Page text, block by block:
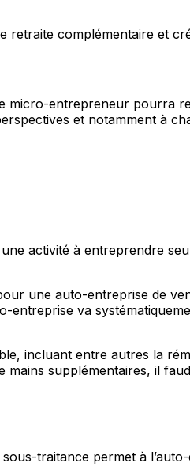
complémentaire et
micro-entrepreneur pourra
et notamment à
activité à entreprendre
une auto-entreprise de
va
incluant entre autres la
supplémentaires, il
traitance permet à